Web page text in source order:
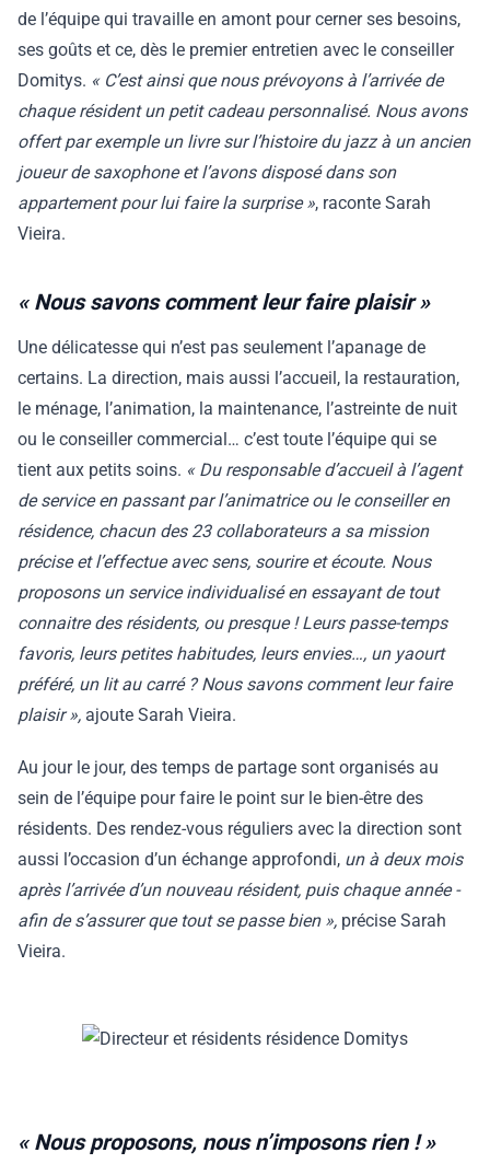
de l’équipe qui travaille en amont pour cerner ses besoins,
ses goûts et ce, dès le premier entretien avec le conseiller
Domitys. « C’est ainsi que nous prévoyons à l’arrivée de
chaque résident un petit cadeau personnalisé. Nous avons
offert par exemple un livre sur l’histoire du jazz à un ancien
joueur de saxophone et l’avons disposé dans son
appartement pour lui faire la surprise », raconte Sarah
Vieira.
« Nous savons comment leur faire plaisir »
Une délicatesse qui n’est pas seulement l’apanage de
certains. La direction, mais aussi l’accueil, la restauration,
le ménage, l’animation, la maintenance, l’astreinte de nuit
ou le conseiller commercial… c’est toute l’équipe qui se
tient aux petits soins. « Du responsable d’accueil à l’agent
de service en passant par l’animatrice ou le conseiller en
résidence, chacun des 23 collaborateurs a sa mission
précise et l’effectue avec sens, sourire et écoute. Nous
proposons un service individualisé en essayant de tout
connaitre des résidents, ou presque ! Leurs passe-temps
favoris, leurs petites habitudes, leurs envies…, un yaourt
préféré, un lit au carré ? Nous savons comment leur faire
plaisir », ajoute Sarah Vieira.
Au jour le jour, des temps de partage sont organisés au
sein de l’équipe pour faire le point sur le bien-être des
résidents. Des rendez-vous réguliers avec la direction sont
aussi l’occasion d’un échange approfondi, un à deux mois
après l’arrivée d’un nouveau résident, puis chaque année -
afin de s’assurer que tout se passe bien », précise Sarah
Vieira.
« Nous proposons, nous n’imposons rien ! »